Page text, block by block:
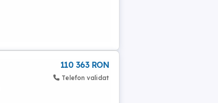
110 363 RON
Telefon validat